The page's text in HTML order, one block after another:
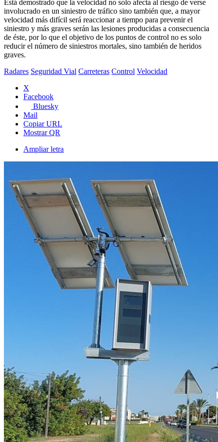
Está demostrado que la velocidad no solo afecta al riesgo de verse
involucrado en un siniestro de tráfico sino también que, a mayor
velocidad más difícil será reaccionar a tiempo para prevenir el
siniestro y más graves serán las lesiones producidas a consecuencia
de éste, por lo que el objetivo de los puntos de control no es solo
reducir el número de siniestros mortales, sino también de heridos
graves.
Radares Seguridad Vial Carreteras Control Velocidad
X
Facebook
Bluesky
Mail
Copiar URL
Mostrar QR
Ampliar letra